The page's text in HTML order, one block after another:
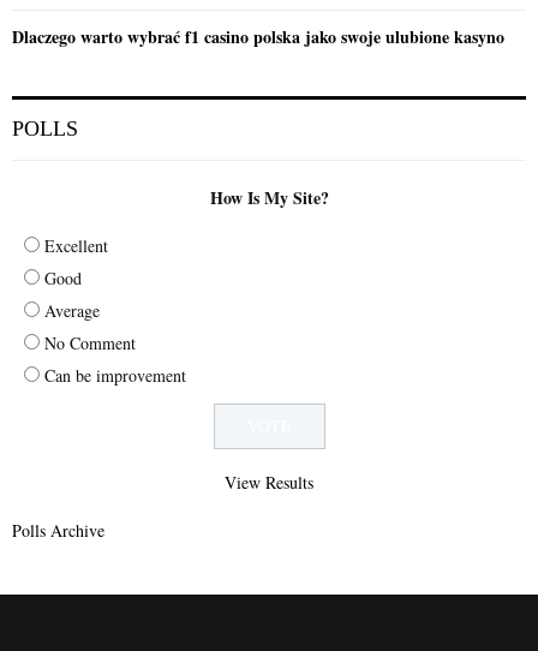
Dlaczego warto wybrać f1 casino polska jako swoje ulubione kasyno
POLLS
How Is My Site?
Excellent
Good
Average
No Comment
Can be improvement
View Results
Polls Archive